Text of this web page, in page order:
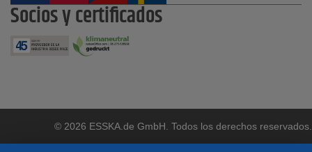
Socios y certificados
© 2026 ESSKA.de GmbH. Todos los derechos reservados.